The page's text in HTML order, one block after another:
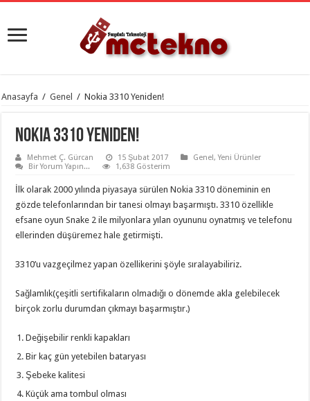
Anasayfa / Genel / Nokia 3310 Yeniden!
Nokia 3310 Yeniden!
Mehmet Ç. Gürcan 15 Şubat 2017 Genel,Yeni Ürünler
Bir Yorum Yapın...
1,638 Gösterim
İlk olarak 2000 yılında piyasaya sürülen Nokia 3310 döneminin en
gözde telefonlarından bir tanesi olmayı başarmıştı. 3310 özellikle
efsane oyun Snake 2 ile milyonlara yılan oyununu oynatmış ve telefonu
ellerinden düşüremez hale getirmişti.
3310’u vazgeçilmez yapan özellikerini şöyle sıralayabiliriz.
Sağlamlık(çeşitli sertifikaların olmadığı o dönemde akla gelebilecek
birçok zorlu durumdan çıkmayı başarmıştır.)
Değişebilir renkli kapakları
Bir kaç gün yetebilen bataryası
Şebeke kalitesi
Küçük ama tombul olması